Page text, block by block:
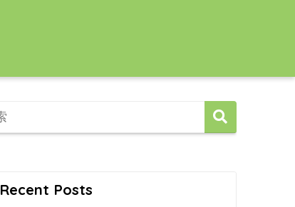
Recent Posts